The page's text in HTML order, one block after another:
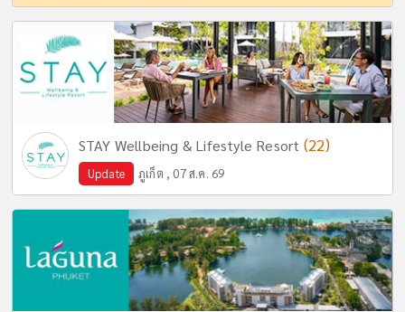
STAY Wellbeing & Lifestyle Resort (22)
Update ภูเก็ต , 07 ส.ค. 69